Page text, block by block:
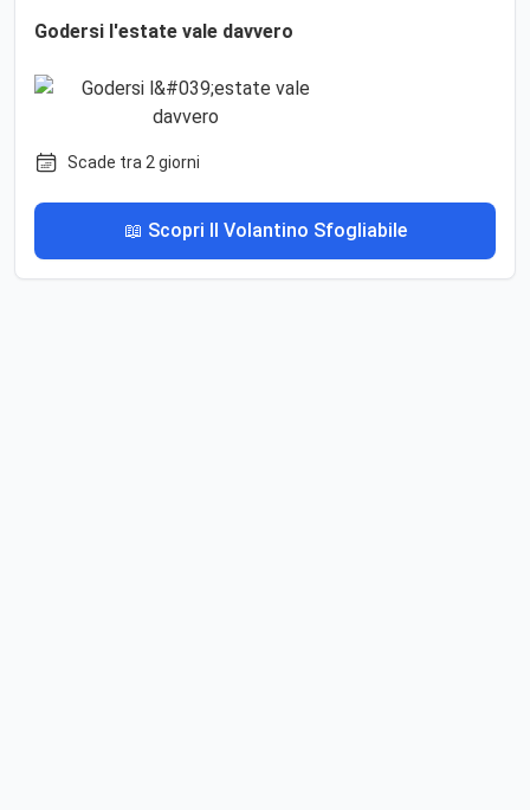
Godersi l'estate vale davvero
Scade tra 2 giorni
📖 Scopri Il Volantino Sfogliabile